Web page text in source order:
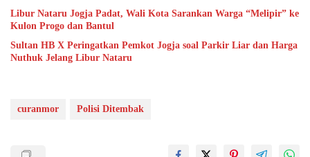
Libur Nataru Jogja Padat, Wali Kota Sarankan Warga “Melipir” ke
Kulon Progo dan Bantul
Sultan HB X Peringatkan Pemkot Jogja soal Parkir Liar dan Harga
Nuthuk Jelang Libur Nataru
curanmor Polisi Ditembak